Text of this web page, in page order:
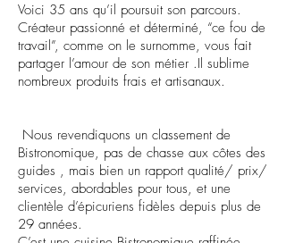
Voici 35 ans qu’il poursuit son parcours.
Créateur passionné et déterminé, “ce fou de
travail”, comme on le surnomme, vous fait
partager l’amour de son métier .Il sublime
nombreux produits frais et artisanaux.
Nous revendiquons un classement de
Bistronomique, pas de chasse aux côtes des
guides , mais bien un rapport qualité/ prix/
services, abordables pour tous, et une
clientèle d’épicuriens fidèles depuis plus de
29 années.